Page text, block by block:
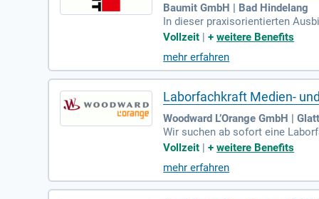
Baumit GmbH | Bad Hindelang
In dieser praxisorientierten
Du erlernst die
chule in München statt und
et. Nach deinem Abschluss
Vollzeit |+weitere Benefits
mehr erfahren
Laborfachkraft Medien-
Woodward L’Orange GmbH |
Wir suchen ab sofort eine
schmierstoff-Anlagen und
e. Voraussetzung ist eine
n eine selbständige,
Vollzeit |+weitere Benefits
mehr erfahren